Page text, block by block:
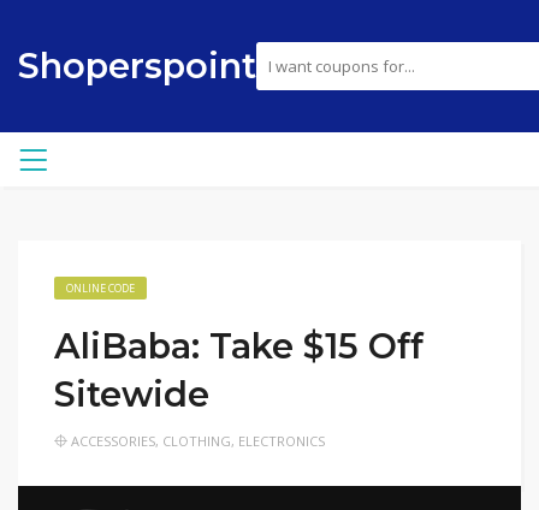
Shoperspoint
ONLINE CODE
AliBaba: Take $15 Off
Sitewide
ACCESSORIES, CLOTHING, ELECTRONICS